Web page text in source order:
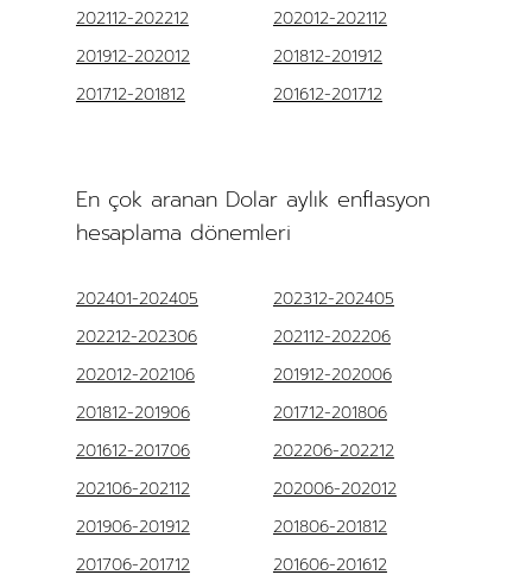
202112-202212
202012-202112
201912-202012
201812-201912
201712-201812
201612-201712
En çok aranan Dolar aylık enflasyon
hesaplama dönemleri
202401-202405
202312-202405
202212-202306
202112-202206
202012-202106
201912-202006
201812-201906
201712-201806
201612-201706
202206-202212
202106-202112
202006-202012
201906-201912
201806-201812
201706-201712
201606-201612